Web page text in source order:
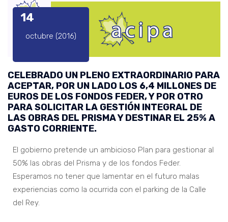
14
octubre (2016)
CELEBRADO UN PLENO EXTRAORDINARIO PARA
ACEPTAR, POR UN LADO LOS 6,4 MILLONES DE
EUROS DE LOS FONDOS FEDER, Y POR OTRO
PARA SOLICITAR LA GESTIÓN INTEGRAL DE
LAS OBRAS DEL PRISMA Y DESTINAR EL 25% A
GASTO CORRIENTE.
El gobierno pretende un ambicioso Plan para gestionar al
50% las obras del Prisma y de los fondos Feder.
Esperamos no tener que lamentar en el futuro malas
experiencias como la ocurrida con el parking de la Calle
del Rey.